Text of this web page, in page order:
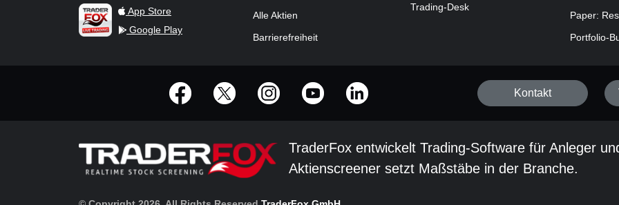
TraderFox Live Trading
App Store
Google Play
Alle Aktien
Barrierefreiheit
Trading-Desk
Paper:
Portfolio-
offizielle Social Media-Accounts
Kontakt
TraderFox entwickelt Trading-Software für Anleger
Aktienscreener setzt Maßstäbe in der Branche.